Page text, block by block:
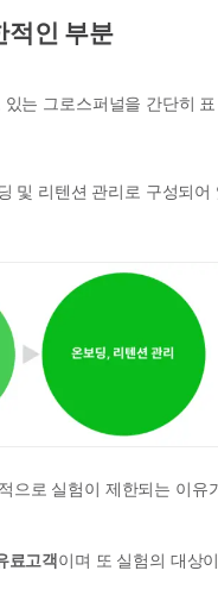
적인 부분
는 그로스퍼널을 간단히 표
및 리텐션 관리로 구성되어
으로 실험이 제한되는 이유
료고객 이며 또 실험의 대상